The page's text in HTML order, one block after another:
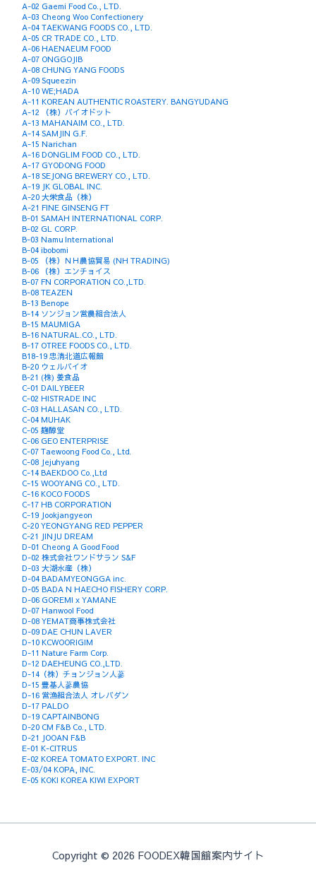
A-02 Gaemi Food Co., LTD.
A-03 Cheong Woo Confectionery
A-04 TAEKWANG FOODS CO., LTD.
A-05 CR TRADE CO., LTD.
A-06 HAENAEUM FOOD
A-07 ONGGOJIB
A-08 CHUNG YANG FOODS
A-09 Squeezin
A-10 WE;HADA
A-11 KOREAN AUTHENTIC ROASTERY. BANGYUDANG
A-12 （株）バイオドット
A-13 MAHANAIM CO., LTD.
A-14 SAMJIN G.F.
A-15 Narichan
A-16 DONGLIM FOOD CO., LTD.
A-17 GYODONG FOOD
A-18 SEJONG BREWERY CO., LTD.
A-19 JK GLOBAL INC.
A-20 大栄食品（株）
A-21 FINE GINSENG FT
B-01 SAMAH INTERNATIONAL CORP.
B-02 GL CORP.
B-03 Namu International
B-04 ibobomi
B-05 （株）ＮＨ農協貿易 (NH TRADING)
B-06 （株）エンチョイス
B-07 FN CORPORATION CO.,LTD.
B-08 TEAZEN
B-13 Benope
B-14 ソンジョン営農組合法人
B-15 MAUMIGA
B-16 NATURAL.CO., LTD.
B-17 OTREE FOODS CO., LTD.
B18-19 忠清北道広報館
B-20 ウェルバイオ
B-21 (株) 姜食品
C-01 DAILYBEER
C-02 HISTRADE INC
C-03 HALLASAN CO., LTD.
C-04 MUHAK
C-05 麹醇堂
C-06 GEO ENTERPRISE
C-07 Taewoong Food Co., Ltd.
C-08 Jejuhyang
C-14 BAEKDOO Co.,Ltd
C-15 WOOYANG CO., LTD.
C-16 KOCO FOODS
C-17 HB CORPORATION
C-19 Jookjangyeon
C-20 YEONGYANG RED PEPPER
C-21 JINJU DREAM
D-01 Cheong A Good Food
D-02 株式会社ワンドサラン S&F
D-03 大湖水産（株）
D-04 BADAMYEONGGA inc.
D-05 BADA N HAECHO FISHERY CORP.
D-06 GOREMI x YAMANE
D-07 Hanwool Food
D-08 YEMAT商事株式会社
D-09 DAE CHUN LAVER
D-10 KCWOORIGIM
D-11 Nature Farm Corp.
D-12 DAEHEUNG CO.,LTD.
D-14（株）チョンジョン人蔘
D-15 豊基人蔘農協
D-16 営漁組合法人 オレバダン
D-17 PALDO
D-19 CAPTAINBONG
D-20 CM F&B Co., LTD.
D-21 JOOAN F&B
E-01 K-CITRUS
E-02 KOREA TOMATO EXPORT. INC
E-03/04 KOPA, INC.
E-05 KOKI KOREA KIWI EXPORT
Copyright © 2026 FOODEX韓国館案内サイト